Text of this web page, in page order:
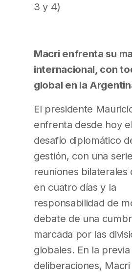
3 y 4)
Macri enfrenta su
internacional, con
global en la
El presidente
enfrenta desde hoy
desafío diplomático
gestión, con una
reuniones bilaterales
en cuatro días y la
responsabilidad de
debate de una
marcada por las
globales. En la
deliberaciones,